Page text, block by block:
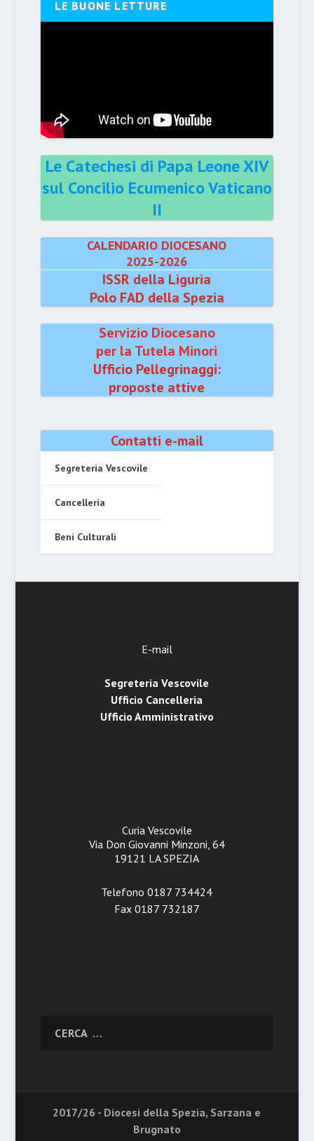
LE BUONE LETTURE
Le Catechesi di Papa Leone XIV
sul Concilio Ecumenico Vaticano
II
CALENDARIO DIOCESANO
2025-2026
ISSR della Liguria
Polo FAD della Spezia
Servizio Diocesano
per la Tutela Minori
Ufficio Pellegrinaggi:
proposte attive
Contatti e-mail
Segreteria Vescovile
Cancelleria
Beni Culturali
E-mail
Segreteria Vescovile
Ufficio Cancelleria
Ufficio Amministrativo
Curia Vescovile
Via Don Giovanni Minzoni, 64
19121 LA SPEZIA
Telefono 0187 734424
Fax 0187 732187
2017/26 - Diocesi della Spezia, Sarzana e
Brugnato